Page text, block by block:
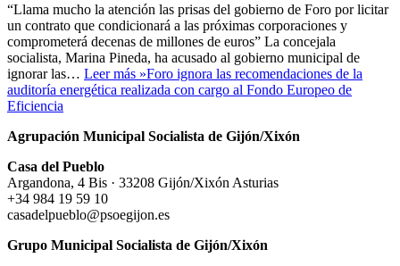
“Llama mucho la atención las prisas del gobierno de Foro por licitar
un contrato que condicionará a las próximas corporaciones y
comprometerá decenas de millones de euros” La concejala
socialista, Marina Pineda, ha acusado al gobierno municipal de
ignorar las… Leer más »Foro ignora las recomendaciones de la
auditoría energética realizada con cargo al Fondo Europeo de
Eficiencia
Agrupación Municipal Socialista de Gijón/Xixón
Casa del Pueblo
Argandona, 4 Bis · 33208 Gijón/Xixón Asturias
+34 984 19 59 10
casadelpueblo@psoegijon.es
Grupo Municipal Socialista de Gijón/Xixón